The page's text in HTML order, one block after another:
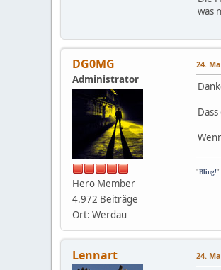
was
DG0MG
Administrator
Hero Member
4.972 Beiträge
Ort: Werdau
24.
"Bling!
Lennart 24.